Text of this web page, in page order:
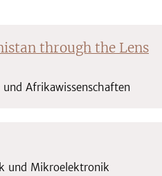
through the Lens
Afrikawissenschaften
und Mikroelektronik